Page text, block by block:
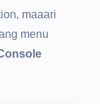
maaari
menu